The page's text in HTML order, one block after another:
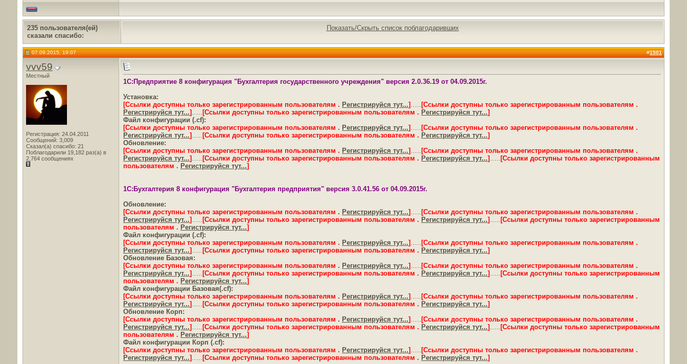
235 пользователя(ей)
сказали cпасибо:
Показать/Скрыть список поблагодаривших
07.09.2015, 19:07 #1501
vvv59
Местный
Регистрация: 24.04.2011
Сообщений: 3,009
Сказал(а) спасибо: 21
Поблагодарили 19,182 раз(а) в
2,764 сообщениях
1С:Предприятие 8 конфигурация "Бухгалтерия государственного учреждения" версия 2.0.36.19 от 04.09.2015г.
Установка:
[Ссылки доступны только зарегистрированным пользователям . Регистрируйся тут...] ….. [Ссылки доступны только зарегистрированным пользователям .
Регистрируйся тут...] ….. [Ссылки доступны только зарегистрированным пользователям . Регистрируйся тут...]
Файл конфигурации (.cf):
[Ссылки доступны только зарегистрированным пользователям . Регистрируйся тут...] ….. [Ссылки доступны только зарегистрированным пользователям .
Регистрируйся тут...] ….. [Ссылки доступны только зарегистрированным пользователям . Регистрируйся тут...]
Обновление:
[Ссылки доступны только зарегистрированным пользователям . Регистрируйся тут...] ….. [Ссылки доступны только зарегистрированным пользователям .
Регистрируйся тут...] ….. [Ссылки доступны только зарегистрированным пользователям . Регистрируйся тут...] ….. [Ссылки доступны только зарегистрированным
пользователям . Регистрируйся тут...]
1С:Бухгалтерия 8 конфигурация "Бухгалтерия предприятия" версия 3.0.41.56 от 04.09.2015г.
Обновление:
[Ссылки доступны только зарегистрированным пользователям . Регистрируйся тут...] ….. [Ссылки доступны только зарегистрированным пользователям .
Регистрируйся тут...] ….. [Ссылки доступны только зарегистрированным пользователям . Регистрируйся тут...] ….. [Ссылки доступны только зарегистрированным
пользователям . Регистрируйся тут...]
Файл конфигурации (.cf):
[Ссылки доступны только зарегистрированным пользователям . Регистрируйся тут...] ….. [Ссылки доступны только зарегистрированным пользователям .
Регистрируйся тут...] ….. [Ссылки доступны только зарегистрированным пользователям . Регистрируйся тут...]
Обновление Базовая:
[Ссылки доступны только зарегистрированным пользователям . Регистрируйся тут...] ….. [Ссылки доступны только зарегистрированным пользователям .
Регистрируйся тут...] ….. [Ссылки доступны только зарегистрированным пользователям . Регистрируйся тут...] ….. [Ссылки доступны только зарегистрированным
пользователям . Регистрируйся тут...]
Файл конфигурации Базовая(.cf):
[Ссылки доступны только зарегистрированным пользователям . Регистрируйся тут...] ….. [Ссылки доступны только зарегистрированным пользователям .
Регистрируйся тут...] ….. [Ссылки доступны только зарегистрированным пользователям . Регистрируйся тут...]
Обновление Корп:
[Ссылки доступны только зарегистрированным пользователям . Регистрируйся тут...] ….. [Ссылки доступны только зарегистрированным пользователям .
Регистрируйся тут...] ….. [Ссылки доступны только зарегистрированным пользователям . Регистрируйся тут...] ….. [Ссылки доступны только зарегистрированным
пользователям . Регистрируйся тут...]
Файл конфигурации Корп (.cf):
[Ссылки доступны только зарегистрированным пользователям . Регистрируйся тут...] ….. [Ссылки доступны только зарегистрированным пользователям .
Регистрируйся тут...] ….. [Ссылки доступны только зарегистрированным пользователям . Регистрируйся тут...]